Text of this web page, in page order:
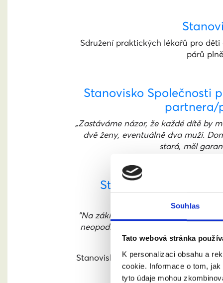
Souhlas
Tato webová stránka
K personalizaci obsahu a
cookie. Informace o tom,
tyto údaje mohou
Sdružení praktických lékařů pro děti
párů
Stanovisko Společnosti
partnera/
„Zastáváme názor, že každé dítě by
dvě ženy, eventuálně dva muži.
stará, měl
Stanovisko 30
"Na základě odborných poznatků
neopodstatněné a otevření
Stanovisko spolupodepsali například:
sociálních